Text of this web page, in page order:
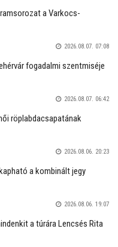
a Varkocs-
2026.08.07. 07:08
fogadalmi szentmiséje
2026.08.07. 06:42
röplabdacsapatának
2026.08.06. 20:23
a kombinált jegy
2026.08.06. 19:07
a túrára Lencsés Rita